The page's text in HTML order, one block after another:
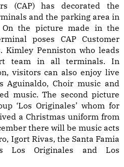
(CAP) has decorated the
and the parking area in
On the picture made in the
poses CAP Customer
Kimley Penniston who leads
team in all terminals. In
visitors can also enjoy live
Aguinaldo, Choir music and
music. The second picture
‘Los Originales’ whom for
a Christmas uniform from
there will be music acts
Igort Rivas, the Santa Famia
Los Originales and Los